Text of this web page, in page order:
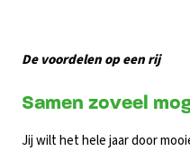
De voordelen op een rij
Samen zoveel
Jij wilt het hele jaar door